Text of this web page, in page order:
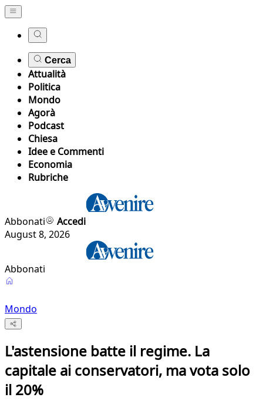
Cerca
Attualità
Politica
Mondo
Agorà
Podcast
Chiesa
Idee e Commenti
Economia
Rubriche
Abbonati
Accedi
August 8, 2026
Abbonati
Mondo
L'astensione batte il regime. La
capitale ai conservatori, ma vota solo
il 20%